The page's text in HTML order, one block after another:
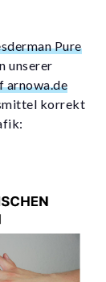
Pure
unserer
arnowa.de
korrekt